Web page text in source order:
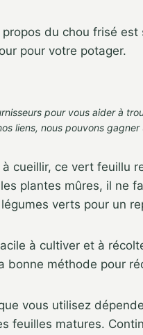
du chou frisé
pour votre potager.
pour vous aider à
liens, nous pouvons gagner
cueillir, ce vert feuillu
plantes mûres, il ne
verts pour un
à cultiver et à
bonne méthode pour
vous utilisez
feuilles matures.